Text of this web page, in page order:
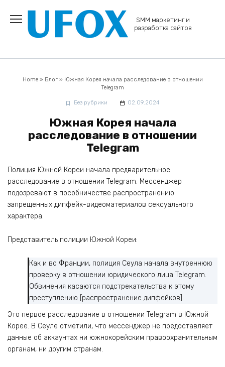
содержанию
SMM маркетинг и
разработка сайтов
Home» Блог» Южная Корея начала расследование в отношении
Telegram
Без рубрики 02.09.2024
Южная Корея начала
расследование в отношении
Telegram
Полиция Южной Кореи начала предварительное
расследование в отношении Telegram. Мессенджер
подозревают в пособничестве распространению
запрещенных дипфейк-видеоматериалов сексуального
характера.
Представитель полиции Южной Кореи:
Как и во Франции, полиция Сеула начала внутреннюю
проверку в отношении юридического лица Telegram.
Обвинения касаются подстрекательства к этому
преступлению [распространение дипфейков].
Это первое расследование в отношении Telegram в Южной
Корее. В Сеуле отметили, что мессенджер не предоставляет
данные об аккаунтах ни южнокорейским правоохранительным
органам, ни другим странам.